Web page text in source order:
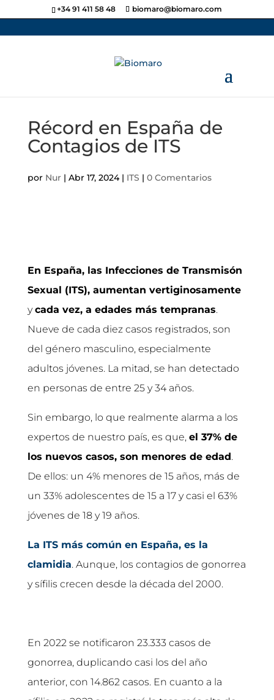
+34 91 411 58 48 biomaro@biomaro.com
Récord en España de
Contagios de ITS
por Nur| Abr 17, 2024| ITS | 0 Comentarios
En España, las Infecciones de Transmisón
Sexual (ITS), aumentan vertiginosamente
ycada vez, a edades más tempranas.
Nueve de cada diez casos registrados, son
del género masculino, especialmente
adultos jóvenes. La mitad, se han detectado
en personas de entre 25 y 34 años.
Sin embargo, lo que realmente alarma a los
expertos de nuestro país, es que, el 37% de
los nuevos casos, son menores de edad.
De ellos: un 4% menores de 15 años, más de
un 33% adolescentes de 15 a 17 y casi el 63%
jóvenes de 18 y 19 años.
La ITS más común en España, es la
clamidia. Aunque, los contagios de gonorrea
y sífilis crecen desde la década del 2000.
En 2022 se notificaron 23.333 casos de
gonorrea, duplicando casi los del año
anterior, con 14.862 casos. En cuanto a la